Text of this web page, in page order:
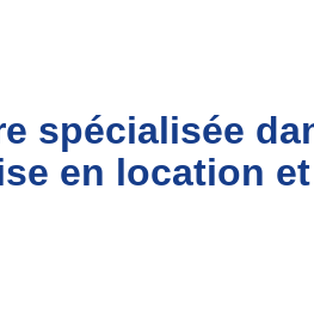
spécialisée
en location